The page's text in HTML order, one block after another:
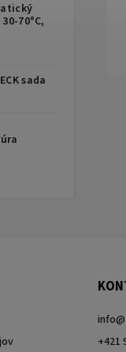
70°C,
sada
info@
+421